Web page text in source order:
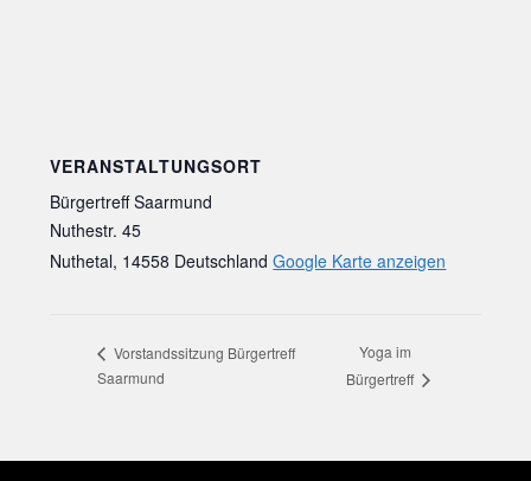
VERANSTALTUNGSORT
Bürgertreff Saarmund
Nuthestr. 45
Nuthetal, 14558 Deutschland Google Karte anzeigen
Vorstandssitzung Bürgertreff
Saarmund
Yoga im
Bürgertreff